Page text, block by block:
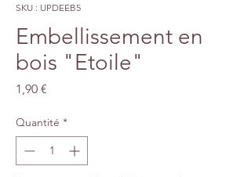
SKU : UPDEEB5
Embellissement en
bois "Etoile"
1,90 €
Quantité *